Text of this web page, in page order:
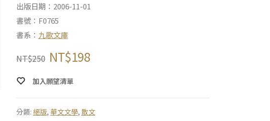
出版日期：2006-11-01
書號：F0765
書系： 九歌文庫
NT$250 NT$198
加入願望清單
分類: 絕版, 華文文學, 散文